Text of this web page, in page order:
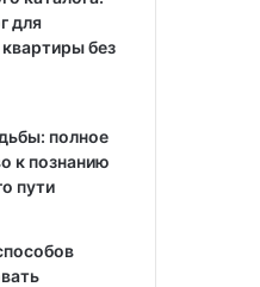
для
без
полное
к познанию
пути